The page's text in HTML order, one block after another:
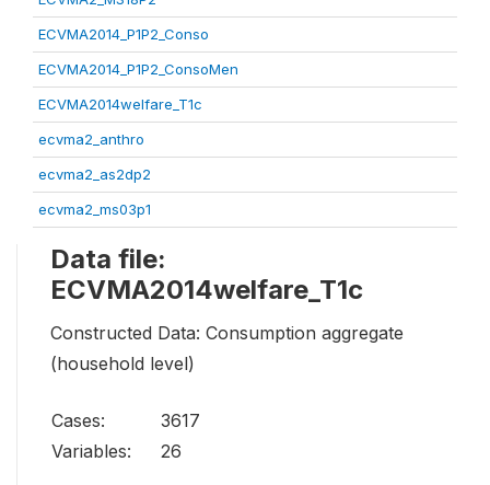
ECVMA2014_P1P2_Conso
ECVMA2014_P1P2_ConsoMen
ECVMA2014welfare_T1c
ecvma2_anthro
ecvma2_as2dp2
ecvma2_ms03p1
Data file:
ECVMA2014welfare_T1c
Constructed Data: Consumption aggregate
(household level)
Cases:
3617
Variables:
26